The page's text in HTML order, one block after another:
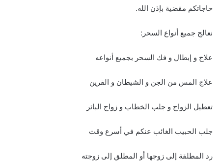
حاجاتكم مقضية بإذن الله.
نعالج جميع أنواع السحر:
علاج و إبطال و فك السحر بجميع أنواعه
علاج المس من الجن و الشيطان و القرين
تعطيل الزواج و جلب الخطاب و زواج البائر
جلب الحبيب الغائب عنكم في أسرع وقت
رد المطلقة إلى زوجها أو المطلق إلى زوجته